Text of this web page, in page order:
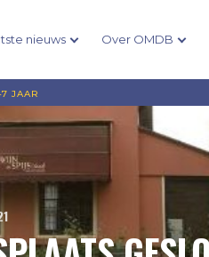
nieuws Over OMDB
JAAR